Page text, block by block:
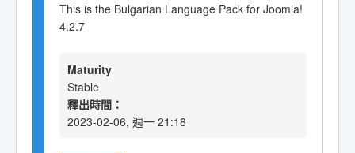
This is the Bulgarian Language Pack for Joomla!
4.2.7
Maturity
Stable
釋出時間：
2023-02-06, 週一 21:18